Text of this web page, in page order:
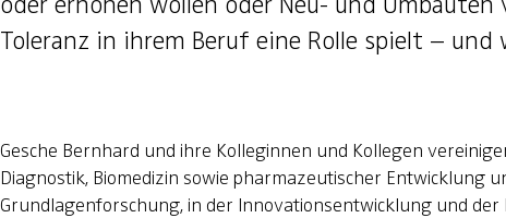
Toleranz in ihrem Beruf eine Rolle spielt –
Gesche Bernhard und ihre Kolleginnen und Kollegen
Diagnostik, Biomedizin sowie pharmazeutischer Entwicklung
Grundlagenforschung, in der Innovationsentwicklung und